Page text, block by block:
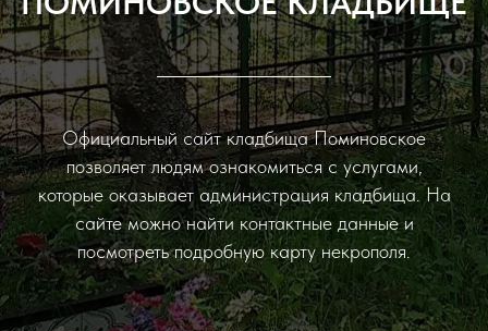
Официальный сайт кладбища Поминовское
позволяет людям ознакомиться с услугами,
которые оказывает администрация кладбища. На
сайте можно найти контактные данные и
посмотреть подробную карту некрополя.